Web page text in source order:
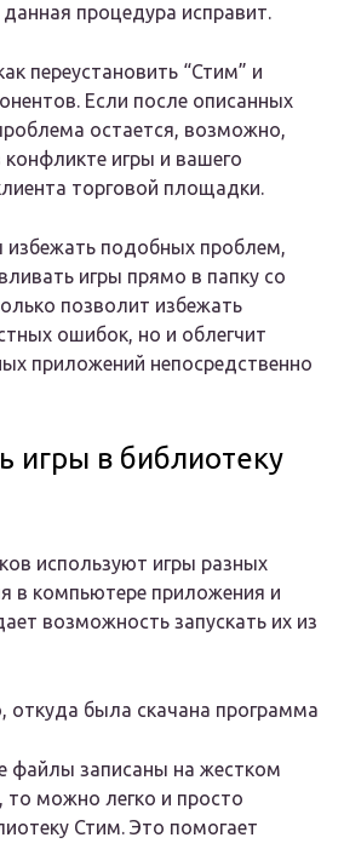
процедура исправит.
переустановить “Стим” и
Если после описанных
остается, возможно,
игры и вашего
торговой площадки.
избежать подобных проблем,
игры прямо в папку со
позволит избежать
ошибок, но и облегчит
приложений непосредственно
игры в библиотеку
используют игры разных
в компьютере приложения и
возможность запускать их из
откуда была скачана программа
файлы записаны на жестком
то можно легко и просто
Стим. Это помогает